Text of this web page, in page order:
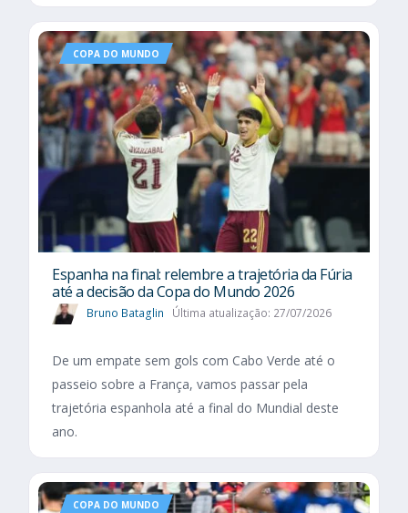
COPA DO MUNDO
Espanha na final: relembre a trajetória da Fúria
até a decisão da Copa do Mundo 2026
Bruno Bataglin Última atualização: 27/07/2026
De um empate sem gols com Cabo Verde até o
passeio sobre a França, vamos passar pela
trajetória espanhola até a final do Mundial deste
ano.
COPA DO MUNDO